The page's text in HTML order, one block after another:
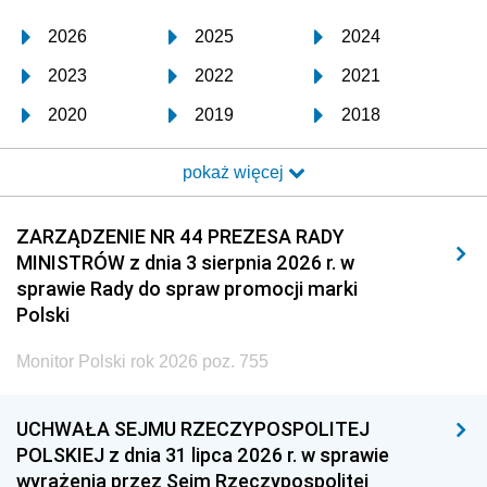
2026 2025 2024
2023 2022 2021
2020 2019 2018
2017 2016 2015
2014 2013 2012
2011 2010 2009
2008 2007 2006
2005
1996 1995 1994
1993 1992 1991
pokaż więcej
ZARZĄDZENIE NR 44 PREZESA RADY
MINISTRÓW z dnia 3 sierpnia 2026 r. w
sprawie Rady do spraw promocji marki
Polski
Monitor Polski rok 2026 poz. 755
UCHWAŁA SEJMU RZECZYPOSPOLITEJ
POLSKIEJ z dnia 31 lipca 2026 r. w sprawie
wyrażenia przez Sejm Rzeczypospolitej